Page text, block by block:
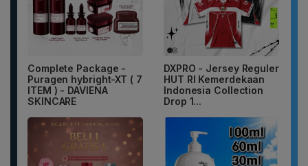
Complete Package -
Puragen hybright-XT ( 7
ITEM ) - DAVIENA
SKINCARE
DXPRO - Jersey Reguler
HUT RI Kemerdekaan
Indonesia Collection
Drop 1...